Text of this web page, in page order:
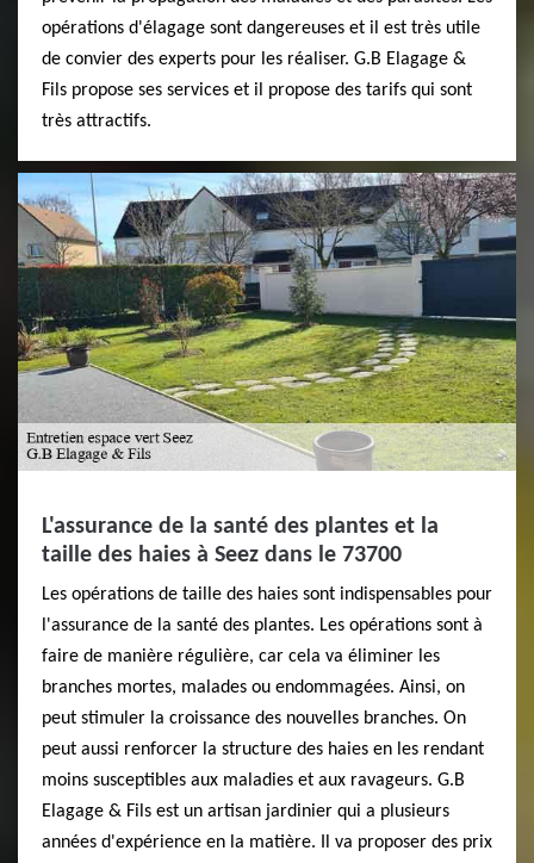
opérations d'élagage sont dangereuses et il est très utile
de convier des experts pour les réaliser. G.B Elagage &
Fils propose ses services et il propose des tarifs qui sont
très attractifs.
L'assurance de la santé des plantes et la
taille des haies à Seez dans le 73700
Les opérations de taille des haies sont indispensables pour
l'assurance de la santé des plantes. Les opérations sont à
faire de manière régulière, car cela va éliminer les
branches mortes, malades ou endommagées. Ainsi, on
peut stimuler la croissance des nouvelles branches. On
peut aussi renforcer la structure des haies en les rendant
moins susceptibles aux maladies et aux ravageurs. G.B
Elagage & Fils est un artisan jardinier qui a plusieurs
années d'expérience en la matière. Il va proposer des prix